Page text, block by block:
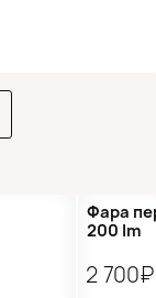
Фара
200 lm
2 700₽